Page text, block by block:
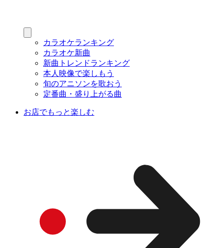
カラオケランキング
カラオケ新曲
新曲トレンドランキング
本人映像で楽しもう
旬のアニソンを歌おう
定番曲・盛り上がる曲
お店でもっと楽しむ